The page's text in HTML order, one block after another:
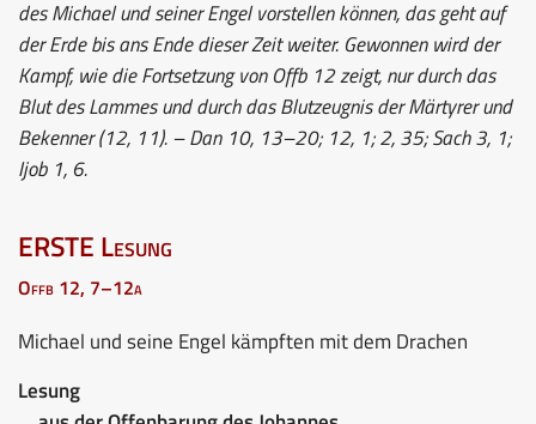
des Michael und seiner Engel vorstellen können, das geht auf
der Erde bis ans Ende dieser Zeit weiter. Gewonnen wird der
Kampf, wie die Fortsetzung von Offb 12 zeigt, nur durch das
Blut des Lammes und durch das Blutzeugnis der Märtyrer und
Bekenner (12, 11). – Dan 10, 13–20; 12, 1; 2, 35; Sach 3, 1;
Ijob 1, 6.
ERSTE Lesung
Offb 12, 7–12a
Michael und seine Engel kämpften mit dem Drachen
Lesung